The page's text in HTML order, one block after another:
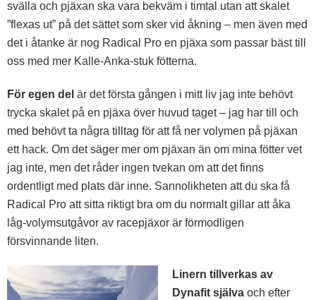
svälla och pjäxan ska vara bekväm i timtal utan att skalet
”flexas ut” på det sättet som sker vid åkning – men även med
det i åtanke är nog Radical Pro en pjäxa som passar bäst till
oss med mer Kalle-Anka-stuk fötterna.
För egen del är det första gången i mitt liv jag inte behövt
trycka skalet på en pjäxa över huvud taget – jag har till och
med behövt ta några tilltag för att få ner volymen på pjäxan
ett hack. Om det säger mer om pjäxan än om mina fötter vet
jag inte, men det råder ingen tvekan om att det finns
ordentligt med plats där inne. Sannolikheten att du ska få
Radical Pro att sitta riktigt bra om du normalt gillar att åka
låg-volymsutgåvor av racepjäxor är förmodligen
försvinnande liten.
Linern tillverkas av
Dynafit själva och efter